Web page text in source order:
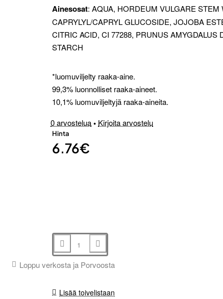
Ainesosat: AQUA, HORDEUM VULGARE
CAPRYLYL/CAPRYL GLUCOSIDE, JOJOBA
CITRIC ACID, CI 77288, PRUNUS
STARCH
*luomuviljelty raaka-aine.
99,3% luonnolliset raaka-aineet.
10,1% luomuviljeltyjä raaka-aineita.
0 arvostelua• Kirjoita arvostelu
Hinta
6.76€
Loppu verkosta ja Porvoosta
Lisää toivelistaan